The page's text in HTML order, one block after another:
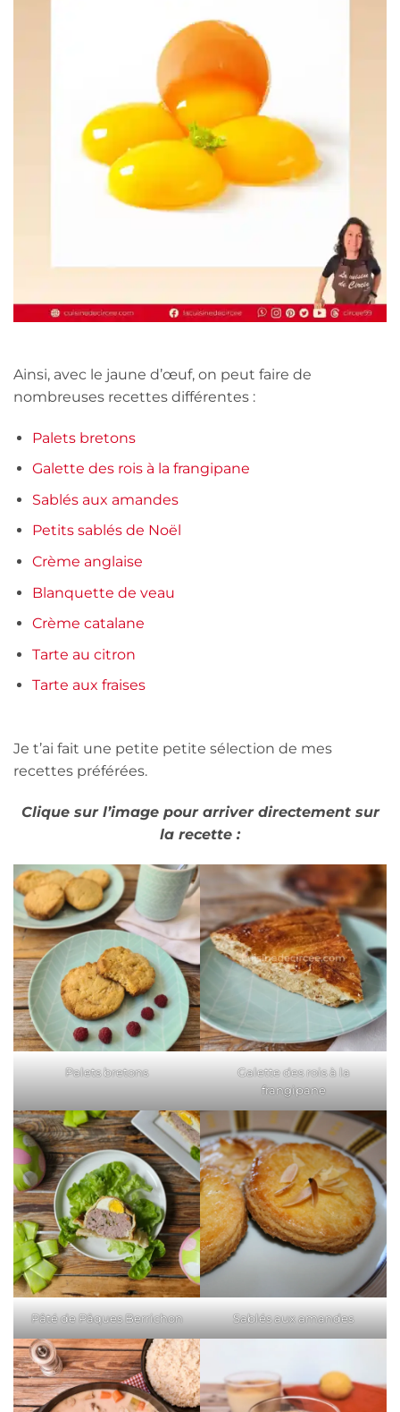
Ainsi, avec le jaune d’œuf, on peut faire de
nombreuses recettes différentes :
Palets bretons
Galette des rois à la frangipane
Sablés aux amandes
Petits sablés de Noël
Crème anglaise
Blanquette de veau
Crème catalane
Tarte au citron
Tarte aux fraises
Je t’ai fait une petite petite sélection de mes
recettes préférées.
Clique sur l’image pour arriver directement sur
la recette :
Palets bretons
Galette des rois à la
frangipane
Pâté de Pâques Berrichon Sablés aux amandes